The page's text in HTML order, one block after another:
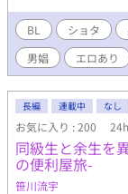
になる』を作中作
説です。内容につ
書いているので、
※少年愛的な内容や
い。 かつては実際
した古き映画やド
BL ショタ
男娼
エロあり
長編 連載中 なし
お気に入り : 200
同級生と余生を
の便利屋旅-
笹川流宇